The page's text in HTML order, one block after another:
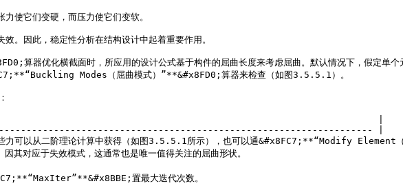
使它们变硬，而压力使它们变软。
。因此，稳定性分析在结构设计中起着重要作用。
优化横截面时，所应用的设计公式基于构件的屈曲长度来考虑屈曲。默认情况下，假定单个
Modes（屈曲模式）”**&#x8FD0;算器来检查（如图3.5.5.1）。
|
以从二阶理论计算中获得（如图3.5.5.1所示），也可以通&#x8FC7;**“Modify Element
为1。因其对应于失效模式，这通常也是唯一值得关注的屈曲形状。
设值为1。
&#x8FC7;**“MaxIter”**&#x8BBE;置最大迭代次数。